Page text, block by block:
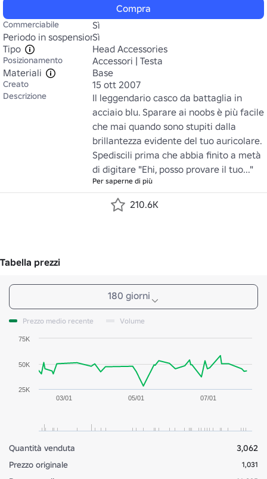
Compra
Commerciabile
Sì
Periodo in sospensione
Sì
Tipo
Head Accessories
Posizionamento
Accessori | Testa
Materiali
Base
Creato 15 ott 2007
Descrizione
Il leggendario casco da battaglia in
acciaio blu. Sparare ai noobs è più facile
che mai quando sono stupiti dalla
brillantezza evidente del tuo auricolare.
Spediscili prima che abbia finito a metà
di digitare "Ehi, posso provare il tuo..."
Per saperne di più
210.6K
Tabella prezzi
180 giorni
Prezzo medio recente Volume
03/01 05/01 07/01
25K
50K
75K
Quantità venduta
3,062
Prezzo originale
1,031